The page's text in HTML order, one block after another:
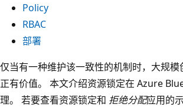
Policy
RBAC
部署
仅当有一种维护该一致性的机制时，大规
正有价值。 本文介绍资源锁定在 Azure
理。 若要查看资源锁定和 拒绝分配应用的